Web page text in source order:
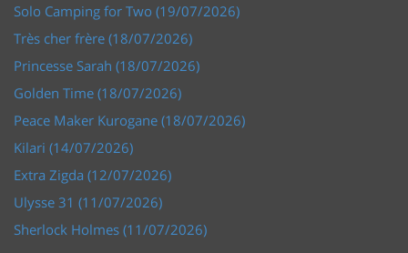
Solo Camping for Two (19/07/2026)
Très cher frère (18/07/2026)
Princesse Sarah (18/07/2026)
Golden Time (18/07/2026)
Peace Maker Kurogane (18/07/2026)
Kilari (14/07/2026)
Extra Zigda (12/07/2026)
Ulysse 31 (11/07/2026)
Sherlock Holmes (11/07/2026)